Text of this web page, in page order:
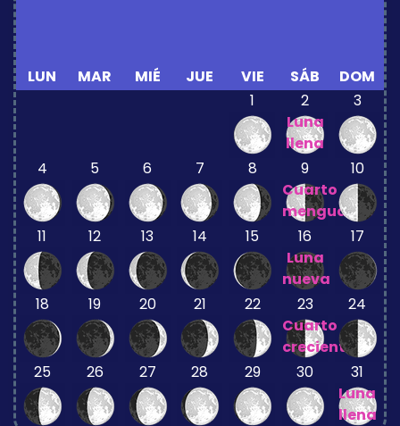
LUN MAR MIÉ JUE VIE SÁB
DOM
1
2
Luna
llena
3
4 5 6 7 8
9
Cuarto
menguante
10
11 12 13 14 15
16
Luna
nueva
17
18 19 20 21 22
23
Cuarto
creciente
24
25 26 27 28 29 30
31
Luna
llena